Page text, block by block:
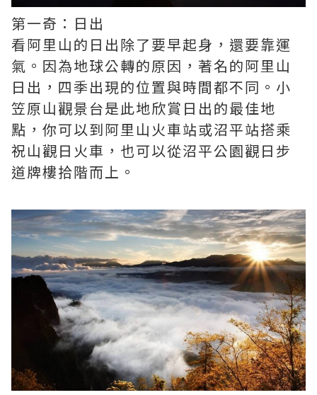
第一奇：日出
看阿里山的日出除了要早起身，還要靠運
氣。因為地球公轉的原因，著名的阿里山
日出，四季出現的位置與時間都不同。小
笠原山觀景台是此地欣賞日出的最佳地
點，你可以到阿里山火車站或沼平站搭乘
祝山觀日火車，也可以從沼平公園觀日步
道牌樓拾階而上。